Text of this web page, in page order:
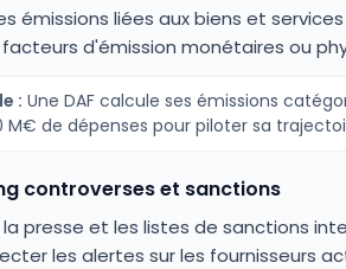
émissions liées aux biens et
d'émission monétaires ou
: Une DAF calcule ses émissions
M€ de dépenses pour piloter sa
controverses et sanctions
la presse et les listes de sanctions
les alertes sur les fournisseurs